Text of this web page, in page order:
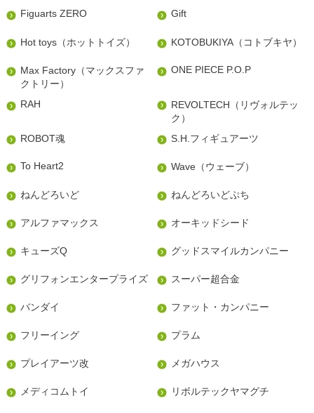
Figuarts ZERO Gift
Hot toys（ホットトイズ） KOTOBUKIYA（コトブキヤ）
Max Factory（マックスファ
クトリー）
ONE PIECE P.O.P
RAH
REVOLTECH（リヴォルテッ
ク）
ROBOT魂
S.H.フィギュアーツ
To Heart2 Wave（ウェーブ）
ねんどろいど ねんどろいどぷち
アルファマックス オーキッドシード
キューズQ グッドスマイルカンパニー
グリフォンエンタープライズ スーパー超合金
バンダイ ファット・カンパニー
フリーイング プラム
プレイアーツ改 メガハウス
メディコムトイ リボルテックヤマグチ